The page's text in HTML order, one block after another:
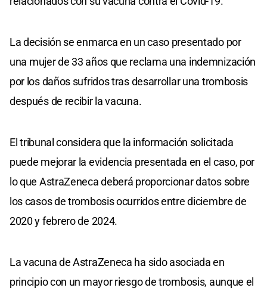
La decisión se enmarca en un caso presentado por
una mujer de 33 años que reclama una indemnización
por los daños sufridos tras desarrollar una trombosis
después de recibir la vacuna.
El tribunal considera que la información solicitada
puede mejorar la evidencia presentada en el caso, por
lo que AstraZeneca deberá proporcionar datos sobre
los casos de trombosis ocurridos entre diciembre de
2020 y febrero de 2024.
La vacuna de AstraZeneca ha sido asociada en
principio con un mayor riesgo de trombosis, aunque el